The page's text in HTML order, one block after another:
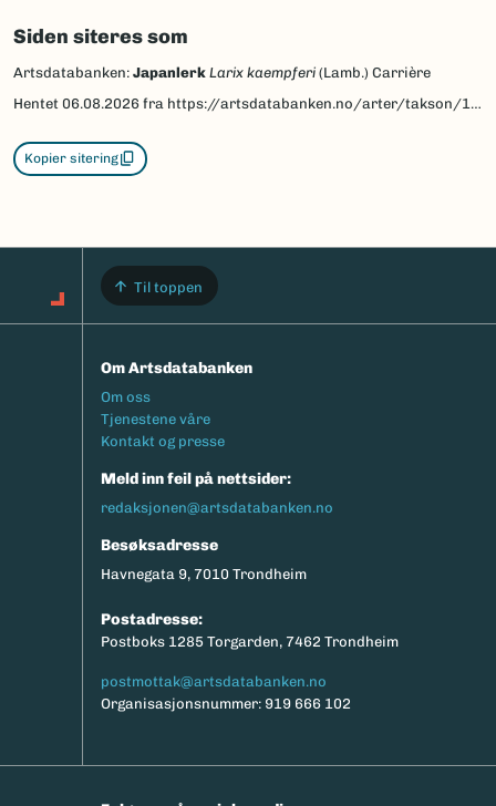
Siden siteres som
Artsdatabanken: Japanlerk Larix kaempferi (Lamb.) Carrière
Hentet 06.08.2026 fra https://artsdatabanken.no/arter/takson/134043
Kopier sitering
Til toppen
Om Artsdatabanken
Footermeny
Om oss
Tjenestene våre
Kontakt og presse
Meld inn feil på nettsider:
redaksjonen@artsdatabanken.no
Besøksadresse
Havnegata 9, 7010 Trondheim
Postadresse:
Postboks 1285 Torgarden, 7462 Trondheim
postmottak@artsdatabanken.no
Organisasjonsnummer: 919 666 102